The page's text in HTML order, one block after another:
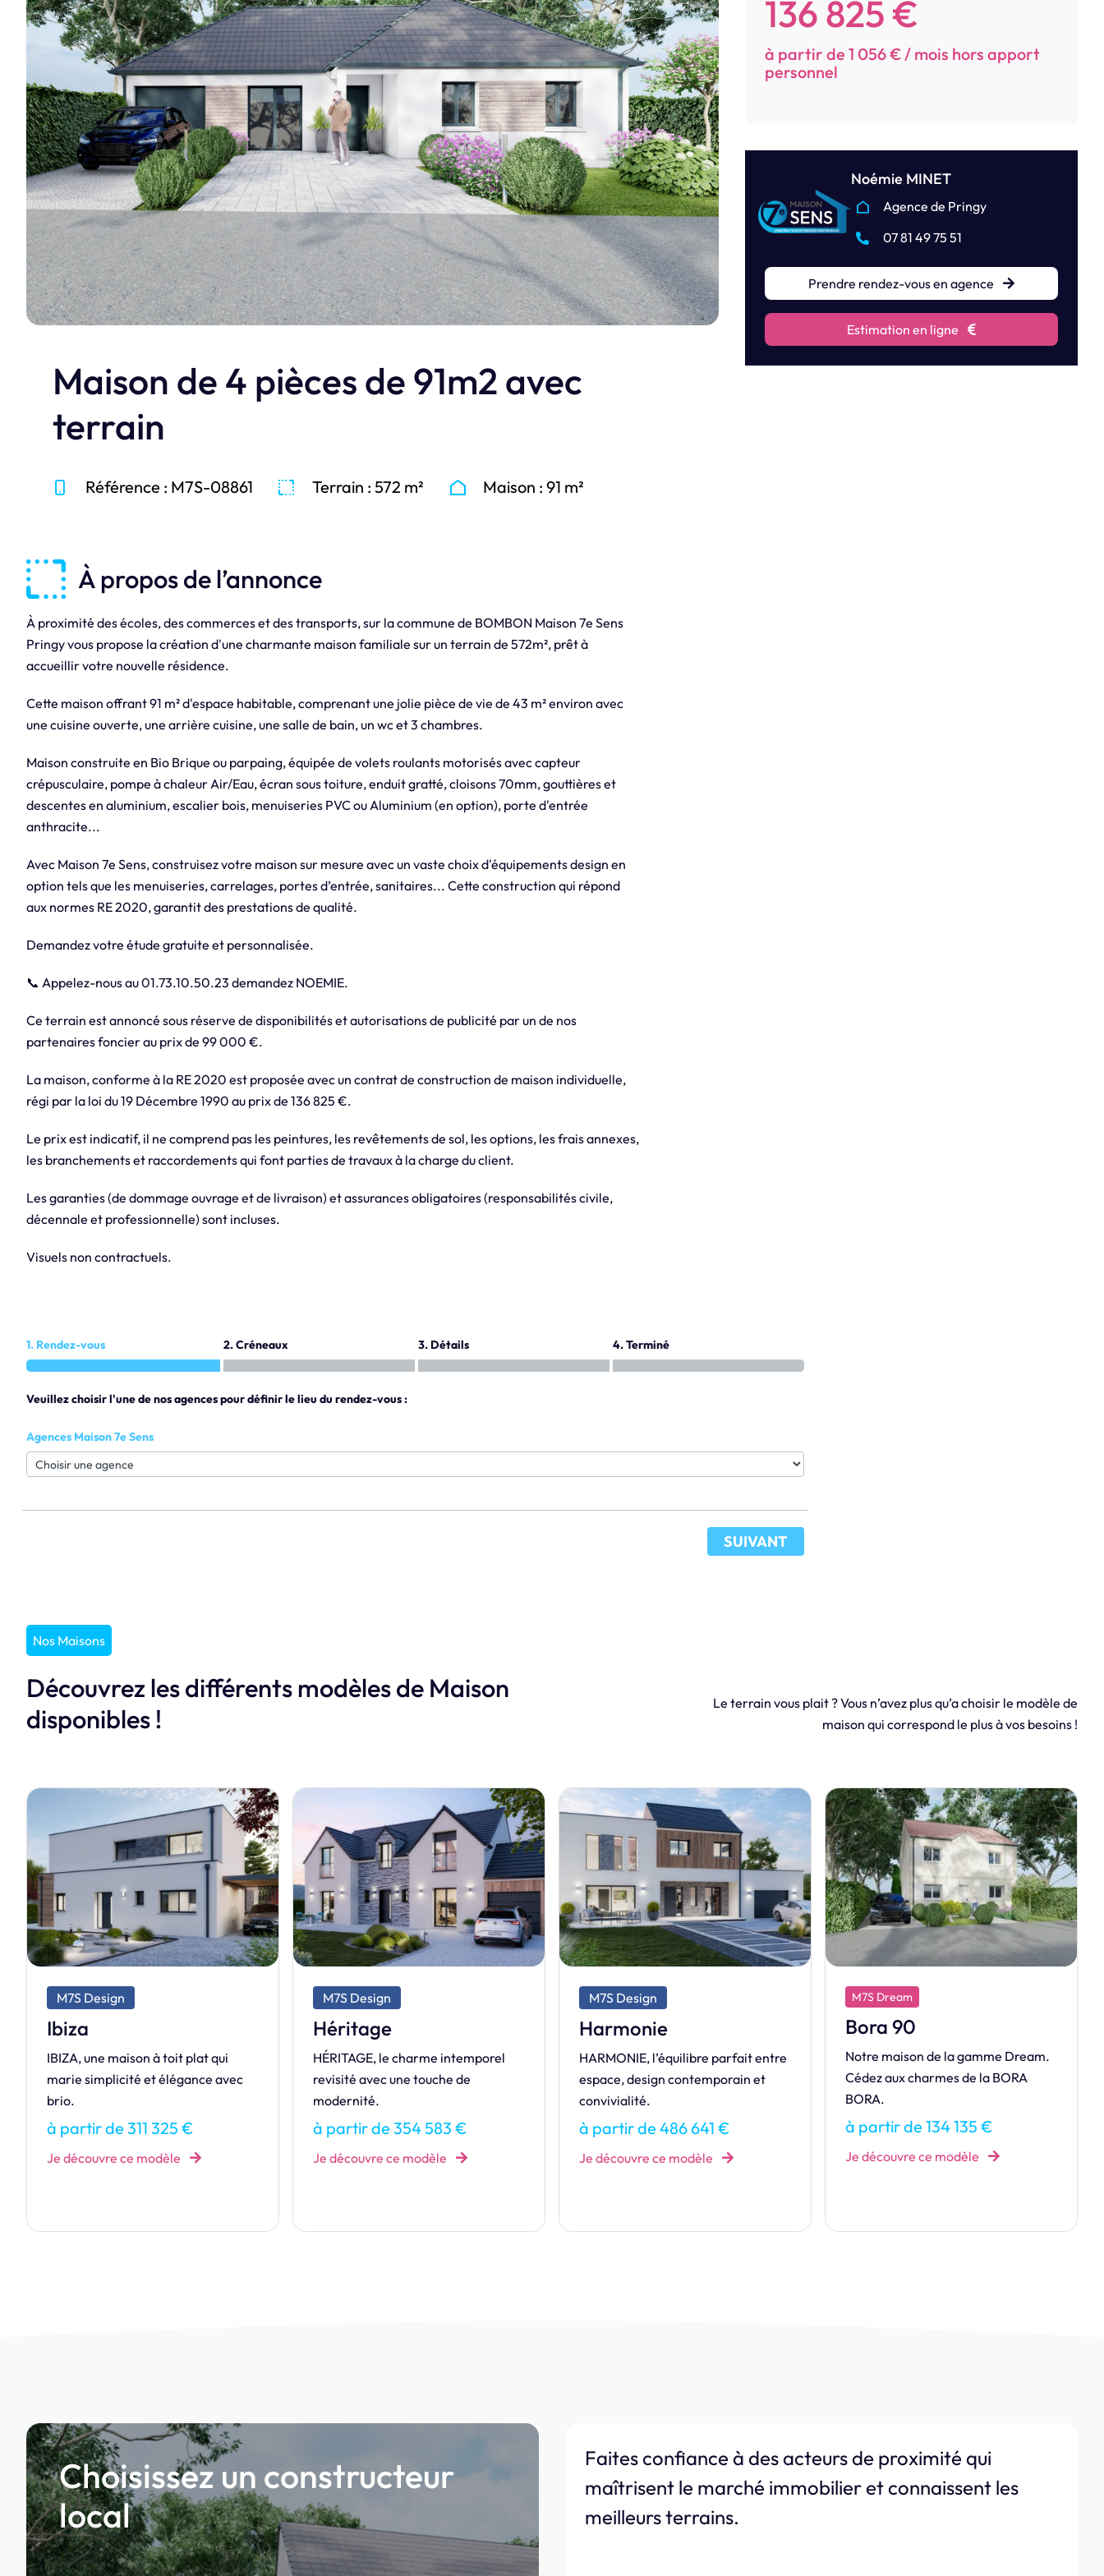
réalisations en photos.
Je découvre
Maison de 4 pièces de 91m2 avec
terrain
Référence : M7S-08861 Terrain : 572 m² Maison : 91 m²
136 825 €
à partir de 1 056 € / mois hors apport
personnel
Noémie MINET
Agence de Pringy
07 81 49 75 51
Prendre rendez-vous en agence
Estimation en ligne
À propos de l’annonce
À proximité des écoles, des commerces et des transports, sur la commune de BOMBON Maison 7e Sens
Pringy vous propose la création d'une charmante maison familiale sur un terrain de 572m², prêt à
accueillir votre nouvelle résidence.
Cette maison offrant 91 m² d'espace habitable, comprenant une jolie pièce de vie de 43 m² environ avec
une cuisine ouverte, une arrière cuisine, une salle de bain, un wc et 3 chambres.
Maison construite en Bio Brique ou parpaing, équipée de volets roulants motorisés avec capteur
crépusculaire, pompe à chaleur Air/Eau, écran sous toiture, enduit gratté, cloisons 70mm, gouttières et
descentes en aluminium, escalier bois, menuiseries PVC ou Aluminium (en option), porte d'entrée
anthracite...
Avec Maison 7e Sens, construisez votre maison sur mesure avec un vaste choix d'équipements design en
option tels que les menuiseries, carrelages, portes d’entrée, sanitaires... Cette construction qui répond
aux normes RE 2020, garantit des prestations de qualité.
Demandez votre étude gratuite et personnalisée.
📞 Appelez-nous au 01.73.10.50.23 demandez NOEMIE.
Ce terrain est annoncé sous réserve de disponibilités et autorisations de publicité par un de nos
partenaires foncier au prix de 99 000 €.
La maison, conforme à la RE 2020 est proposée avec un contrat de construction de maison individuelle,
régi par la loi du 19 Décembre 1990 au prix de 136 825 €.
Le prix est indicatif, il ne comprend pas les peintures, les revêtements de sol, les options, les frais annexes,
les branchements et raccordements qui font parties de travaux à la charge du client.
Les garanties (de dommage ouvrage et de livraison) et assurances obligatoires (responsabilités civile,
décennale et professionnelle) sont incluses.
Visuels non contractuels.
1. Rendez-vous 2. Créneaux 3. Détails 4. Terminé
Veuillez choisir l'une de nos agences pour définir le lieu du rendez-vous :
Agences Maison 7e Sens
SUIVANT
Nos Maisons
Découvrez les différents modèles de Maison
disponibles !
Le terrain vous plait ? Vous n’avez plus qu’a choisir le modèle de
maison qui correspond le plus à vos besoins !
M7S Design
Héritage
HÉRITAGE, le charme intemporel
revisité avec une touche de
modernité.
à partir de 354 583 €
Je découvre ce modèle
M7S Design
Harmonie
HARMONIE, l’équilibre parfait entre
espace, design contemporain et
convivialité.
à partir de 486 641 €
Je découvre ce modèle
M7S Dream
Bora 90
Notre maison de la gamme Dream.
Cédez aux charmes de la BORA
BORA.
à partir de 134 135 €
Je découvre ce modèle
M7S Dream
Tetiaroa 80 B
Réalisez votre rêve en vous offrant
votre maison grâce à la TETIAORA,
modèle accessible aux plus
modestes budgets.
à partir de 117 110 €
Choisissez un constructeur
local
Faites confiance à des acteurs de proximité qui
maîtrisent le marché immobilier et connaissent les
meilleurs terrains.